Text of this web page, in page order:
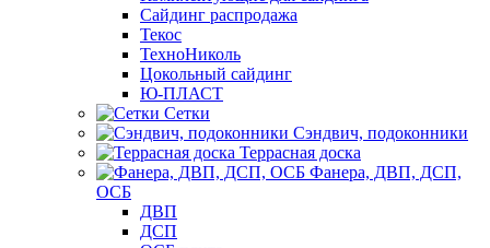
Сайдинг распродажа
Текос
ТехноНиколь
Цокольный сайдинг
Ю-ПЛАСТ
Сетки
Сэндвич, подоконники
Террасная доска
Фанера, ДВП, ДСП,
ОСБ
ДВП
ДСП